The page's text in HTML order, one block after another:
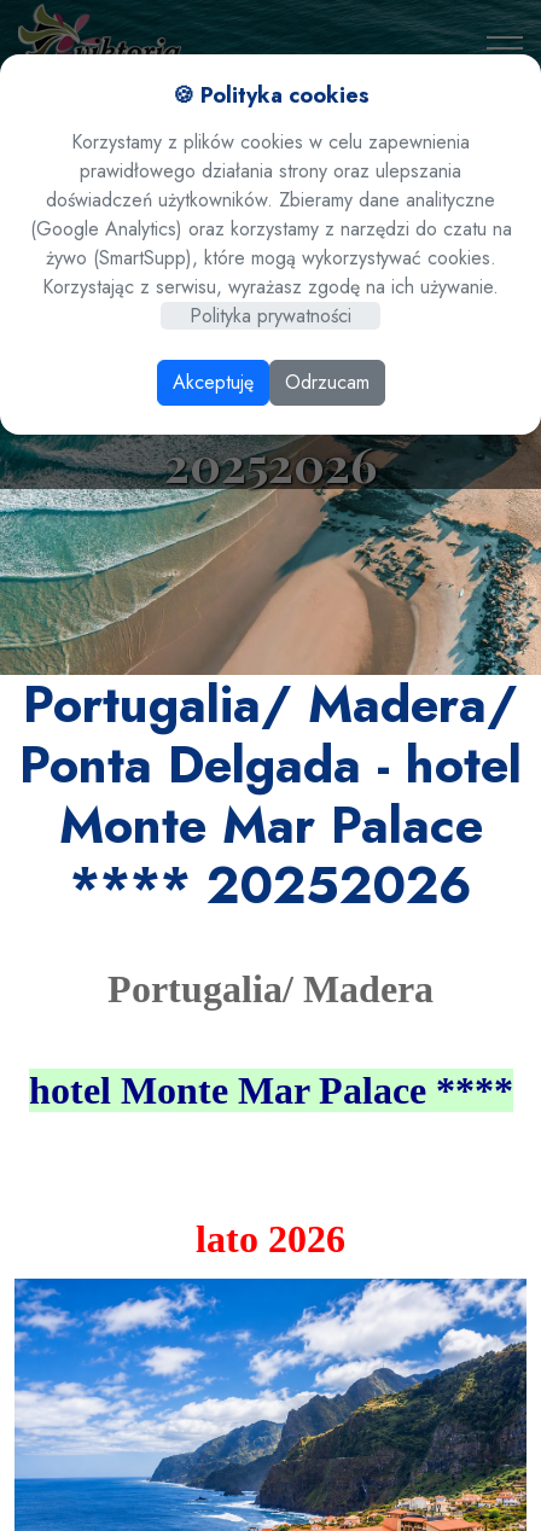
🍪 Polityka cookies
Korzystamy z plików cookies w celu zapewnienia
prawidłowego działania strony oraz ulepszania
doświadczeń użytkowników. Zbieramy dane analityczne
(Google Analytics) oraz korzystamy z narzędzi do czatu na
żywo (SmartSupp), które mogą wykorzystywać cookies.
Korzystając z serwisu, wyrażasz zgodę na ich używanie.
Polityka prywatności
Akceptuję Odrzucam
Portugalia/ Madera/
Ponta Delgada - hotel
Monte Mar Palace ****
20252026
Portugalia/ Madera/
Ponta Delgada - hotel
Monte Mar Palace
**** 20252026
Portugalia/ Madera
hotel Monte Mar Palace ****
lato 2026